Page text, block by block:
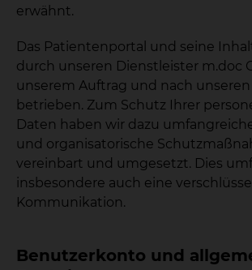
erwähnt.
Das Patientenportal und seine
durch unseren Dienstleister m.doc
unserem Auftrag und nach
betrieben. Zum Schutz Ihrer
Daten haben wir dazu
und organisatorische
vereinbart und umgesetzt. Dies
insbesondere auch eine
Kommunikation.
Benutzerkonto und